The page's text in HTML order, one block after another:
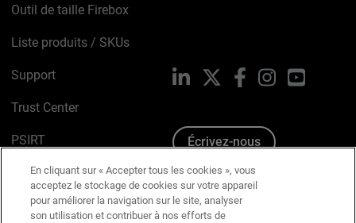
Outil de taille Firebox
Liste produits / SKUs
Support
Trust Center
PSIRT
Avis sur les cookies
Politique de confidentialité
LinkedIn FacebookInstagramYouTube
Écrivez-nous
En cliquant sur « Accepter tous les cookies », vous
acceptez le stockage de cookies sur votre appareil
pour améliorer la navigation sur le site, analyser
son utilisation et contribuer à nos efforts de